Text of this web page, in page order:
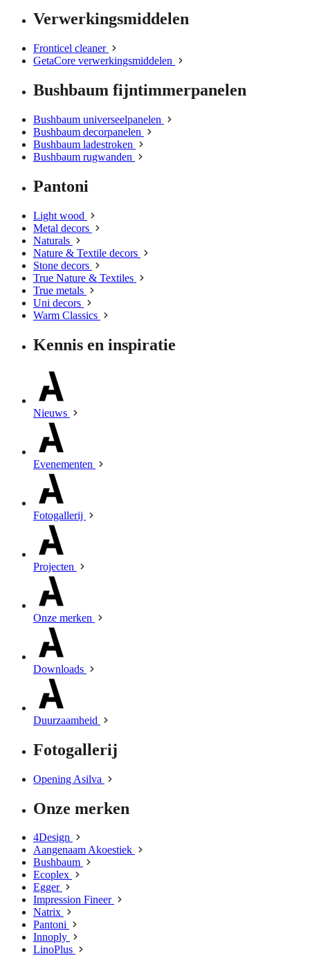
Verwerkingsmiddelen
Fronticel cleaner
GetaCore verwerkingsmiddelen
Bushbaum fijntimmerpanelen
Bushbaum universeelpanelen
Bushbaum decorpanelen
Bushbaum ladestroken
Bushbaum rugwanden
Pantoni
Light wood
Metal decors
Naturals
Nature & Textile decors
Stone decors
True Nature & Textiles
True metals
Uni decors
Warm Classics
Kennis en inspiratie
Nieuws
Evenementen
Fotogallerij
Projecten
Onze merken
Downloads
Duurzaamheid
Fotogallerij
Opening Asilva
Onze merken
4Design
Aangenaam Akoestiek
Bushbaum
Ecoplex
Egger
Impression Fineer
Natrix
Pantoni
Innoply
LinoPlus